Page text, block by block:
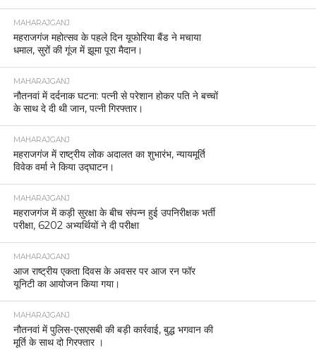
MAHARAJGANJ
महराजगंज महोत्सव के पहले दिन यूफोरिया बैंड ने मचाया
धमाल, सुरों की गूंज में झूमा पूरा मैदान।
MAHARAJGANJ
नौतनवां में दर्दनाक घटना: पत्नी से परेशान होकर पति ने बच्चों
के साथ दे दी थी जान, पत्नी गिरफ्तार।
MAHARAJGANJ
महराजगंज में राष्ट्रीय लोक अदालत का शुभारंभ, न्यायमूर्ति
विवेक वर्मा ने किया उद्घाटन।
MAHARAJGANJ
महराजगंज में कड़ी सुरक्षा के बीच संपन्न हुई उपनिरीक्षक भर्ती
परीक्षा, 6202 अभ्यर्थियों ने दी परीक्षा
MAHARAJGANJ
आज राष्ट्रीय एकता दिवस के अवसर पर आज रन फॉर
यूनिटी का आयोजन किया गया।
MAHARAJGANJ
नौतनवां में पुलिस-एसएसबी की बड़ी कार्रवाई, बुद्ध भगवान की
मूर्ति के साथ दो गिरफ्तार ।